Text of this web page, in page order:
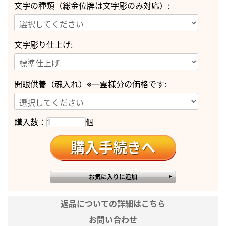
備考
見える場合がございます。
※商品仕様につきましては予告なく
変更することがございます。予めご
文字の種類（総金位牌は文字彫のみ対応）:
文字彫り仕上げ:
開眼供養（魂入れ）※一霊様分の価格です:
購入数： 個
返品についての詳細はこちら
お問い合わせ